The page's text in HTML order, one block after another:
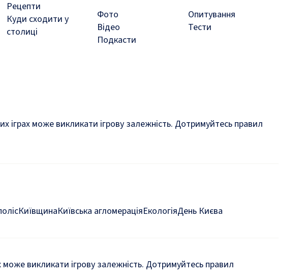
Рецепти
Куди сходити у
столиці
Фото
Відео
Подкасти
Опитування
Тести
іграх може викликати ігрову залежність. Дотримуйтесь правил
КиївщинаКиївська агломераціяЕкологіяДень Києва
може викликати ігрову залежність. Дотримуйтесь правил